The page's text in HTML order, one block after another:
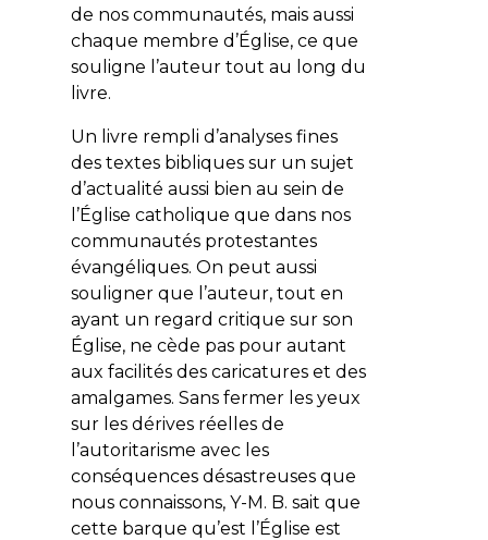
de nos communautés, mais aussi
chaque membre d’Église, ce que
souligne l’auteur tout au long du
livre.
Un livre rempli d’analyses fines
des textes bibliques sur un sujet
d’actualité aussi bien au sein de
l’Église catholique que dans nos
communautés protestantes
évangéliques. On peut aussi
souligner que l’auteur, tout en
ayant un regard critique sur son
Église, ne cède pas pour autant
aux facilités des caricatures et des
amalgames. Sans fermer les yeux
sur les dérives réelles de
l’autoritarisme avec les
conséquences désastreuses que
nous connaissons, Y-M. B. sait que
cette barque qu’est l’Église est